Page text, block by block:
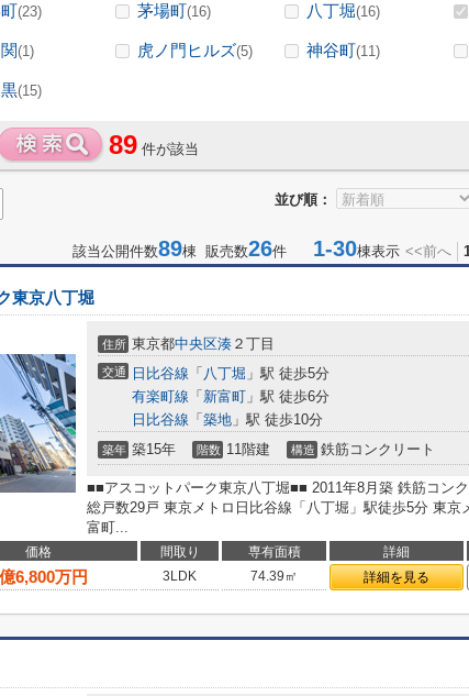
(23) 茅場町(16) 八丁堀(16)
(1) 虎ノ門ヒルズ(5) 神谷町(11)
(15)
89 件が該当
並び順：
該当公開件数89棟 販売数26件 1-30棟表示 <<前へ
東京八丁堀
住所 東京都中央区湊 ２丁目
交通 日比谷線 「 八丁堀 」駅 徒歩5分
有楽町線 「 新富町 」駅 徒歩6分
日比谷線 「 築地 」駅 徒歩10分
築年 築15年 階数 11階建 構造 鉄筋コンクリート
■■アスコットパーク東京八丁堀■■ 2011年8月築 鉄筋コン
総戸数29戸 東京メトロ日比谷線「八丁堀」駅徒歩5分 東京
富町...
価格 間取り 専有面積 詳細
6,800万円 3LDK 74.39㎡ 詳細を見る